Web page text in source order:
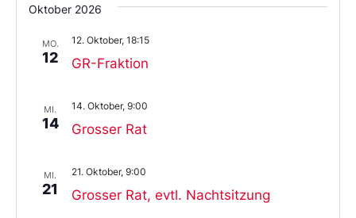
Oktober 2026
MO.
12 GR-Fraktion
12. Oktober, 18:15
MI.
14 Grosser Rat
14. Oktober, 9:00
MI.
21 Grosser Rat, evtl. Nachtsitzung
21. Oktober, 9:00